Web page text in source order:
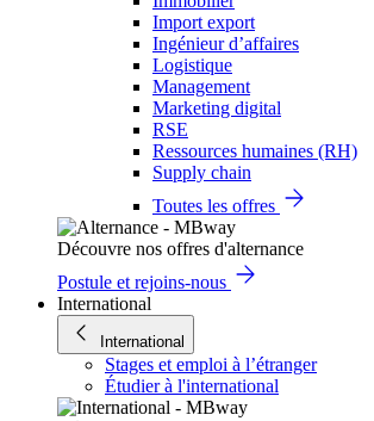
Import export
Ingénieur d’affaires
Logistique
Management
Marketing digital
RSE
Ressources humaines (RH)
Supply chain
Toutes les offres
Découvre nos offres d'alternance
Postule et rejoins-nous
International
International
Stages et emploi à l’étranger
Étudier à l'international